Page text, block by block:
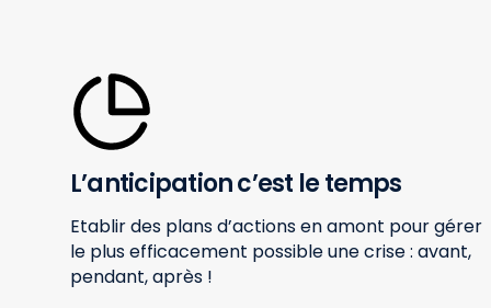
L’anticipation c’est le temps
Etablir des plans d’actions en amont pour gérer
le plus efficacement possible une crise : avant,
pendant, après !